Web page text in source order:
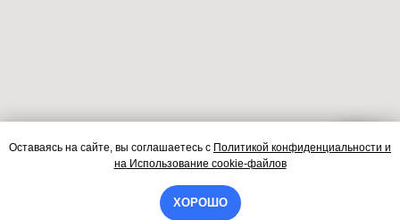
Оставаясь на сайте, вы соглашаетесь с Политикой конфиденциальности и
наИспользование cookie-файлов
ХОРОШО
Контакты